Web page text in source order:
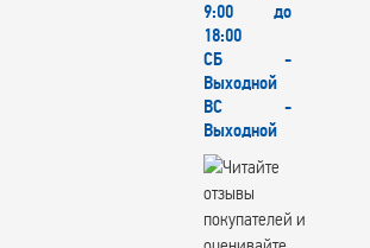
9:00 до
18:00
СБ -
Выходной
ВС -
Выходной